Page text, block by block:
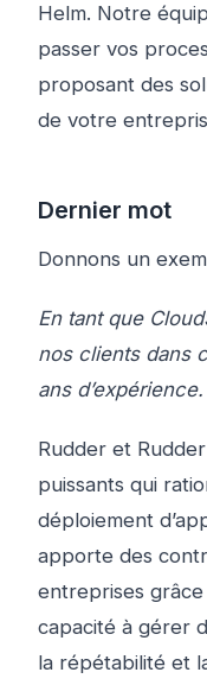
Helm. Notre
passer vos
proposant des
de votre
Dernier mot
Donnons un
En tant que
nos clients dans
ans d’expérience.
Rudder et
puissants qui
déploiement
apporte des
entreprises
capacité à gérer
la répétabilité et